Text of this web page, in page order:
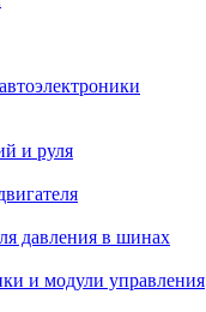
и руля
давления в шинах
и модули управления